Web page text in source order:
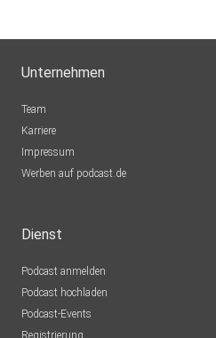
Unternehmen
Team
Karriere
Impressum
Werben auf podcast.de
Dienst
Podcast anmelden
Podcast hochladen
Podcast-Events
Registrierung